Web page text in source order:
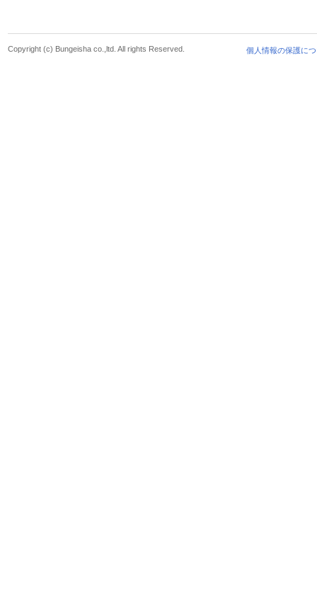
個人情報の保護に
Copyright (c) Bungeisha co.,ltd. All rights Reserved.